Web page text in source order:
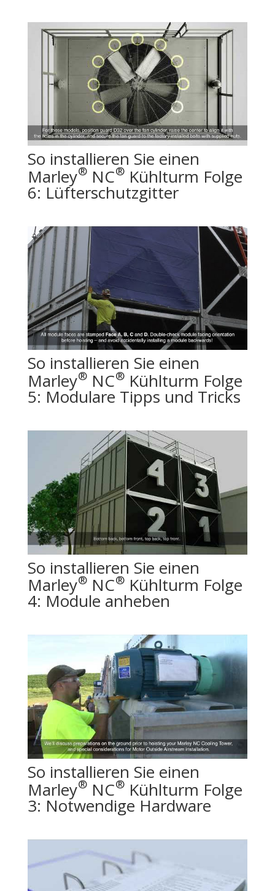
So installieren Sie einen
Marley®NC®Kühlturm Folge
6: Lüfterschutzgitter
So installieren Sie einen
Marley®NC®Kühlturm Folge
5: Modulare Tipps und Tricks
So installieren Sie einen
Marley®NC®Kühlturm Folge
4: Module anheben
So installieren Sie einen
Marley®NC®Kühlturm Folge
3: Notwendige Hardware